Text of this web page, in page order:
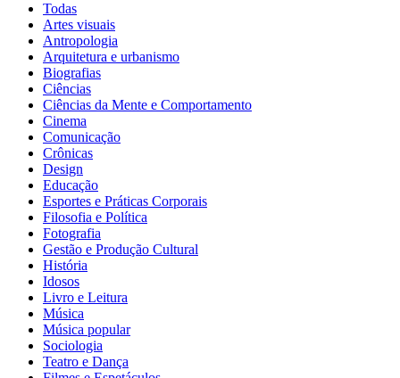
Todas
Artes visuais
Antropologia
Arquitetura e urbanismo
Biografias
Ciências
Ciências da Mente e Comportamento
Cinema
Comunicação
Crônicas
Design
Educação
Esportes e Práticas Corporais
Filosofia e Política
Fotografia
Gestão e Produção Cultural
História
Idosos
Livro e Leitura
Música
Música popular
Sociologia
Teatro e Dança